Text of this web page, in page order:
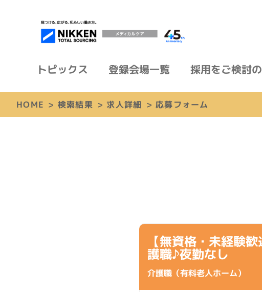
トピックス 登録会場一覧 採用をご検討
HOME > 検索結果 > 求人詳細 > 応募フォーム
【無資格・未経験
護職♪夜勤なし
介護職（有料老人ホーム）